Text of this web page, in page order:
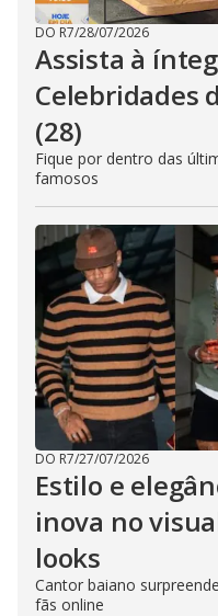
DO R7/28/07/2026
Assista à
Celebridades
(28)
Fique por dentro das
famosos
DO R7/27/07/2026
Estilo e
inova no
looks
Cantor baiano
fãs online